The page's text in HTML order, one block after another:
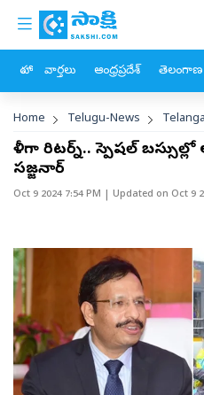
Skip to main content
custom menu
హోం వార్తలు ఆంధ్రప్రదేశ్ తెలంగాణ
Breadcrumb
Home Telugu-News
ఖాళీగా రిటర్న్‌.. స్పెషల్‌
సజ్జనార్‌
Oct 9 2024 7:54 PM | Updated on Oct 9